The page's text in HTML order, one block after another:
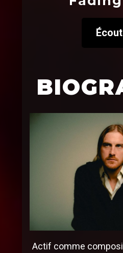
Actif comme